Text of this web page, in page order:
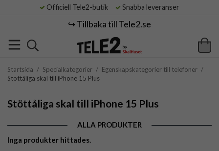
Officiell Tele2-butik Snabba leveranser
↪️ Tillbaka till Tele2.se
Startsida / Specialkategorier / Egenskapskategorier till telefoner /
Stöttåliga skal till iPhone 15 Plus
Stöttåliga skal till iPhone 15 Plus
ALLA PRODUKTER
Inga produkter hittades.